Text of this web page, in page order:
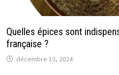
Quelles épices sont
française ?
décembre 12, 2024